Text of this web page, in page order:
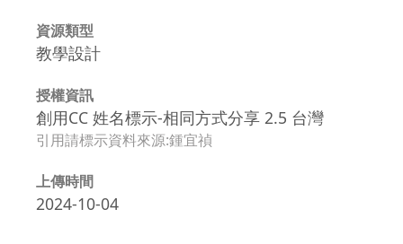
資源類型
教學設計
授權資訊
創用CC 姓名標示-相同方式分享 2.5 台灣
引用請標示資料來源:鍾宜禎
上傳時間
2024-10-04